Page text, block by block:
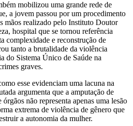
mobilizou uma grande rede de
a jovem passou por um procedimento
mãos realizado pelo Instituto Doutor
hospital que se tornou referência
complexidade e reconstrução de
tanto a brutalidade da violência
do Sistema Único de Saúde na
graves.
esse evidenciam uma lacuna na
argumenta que a amputação de
não representa apenas uma lesão
extrema de violência de gênero que
a autonomia da mulher.